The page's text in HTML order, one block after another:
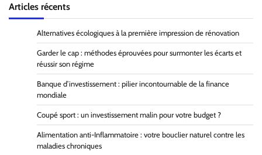
Articles récents
Alternatives écologiques à la première impression de rénovation
Garder le cap : méthodes éprouvées pour surmonter les écarts et
réussir son régime
Banque d’investissement : pilier incontournable de la finance
mondiale
Coupé sport : un investissement malin pour votre budget ?
Alimentation anti-Inflammatoire : votre bouclier naturel contre les
maladies chroniques